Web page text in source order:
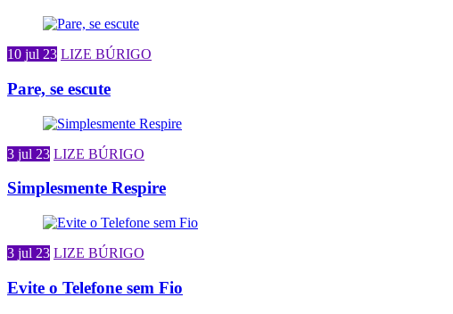
10 jul 23 LIZE BÚRIGO
Pare, se escute
3 jul 23 LIZE BÚRIGO
Simplesmente Respire
3 jul 23 LIZE BÚRIGO
Evite o Telefone sem Fio